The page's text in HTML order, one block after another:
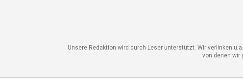
Unsere Redaktion wird durch Leser unterstützt. Wir verlinken
von denen wir